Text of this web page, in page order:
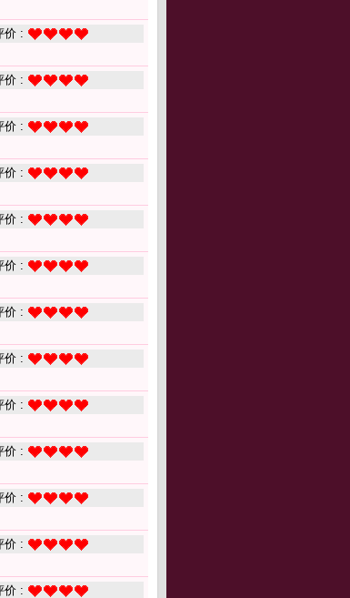
价 :
价 :
价 :
价 :
价 :
价 :
价 :
价 :
价 :
价 :
价 :
价 :
价 :